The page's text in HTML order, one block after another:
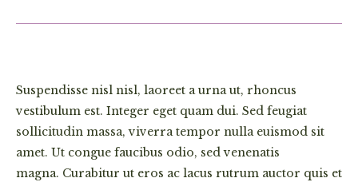
Suspendisse nisl nisl, laoreet a urna ut, rhoncus
vestibulum est. Integer eget quam dui. Sed feugiat
sollicitudin massa, viverra tempor nulla euismod sit
amet. Ut congue faucibus odio, sed venenatis
magna. Curabitur ut eros ac lacus rutrum auctor quis et